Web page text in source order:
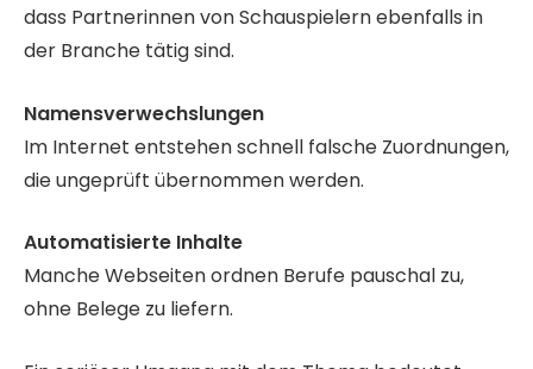
dass Partnerinnen von Schauspielern ebenfalls in
der Branche tätig sind.
Namensverwechslungen
Im Internet entstehen schnell falsche Zuordnungen,
die ungeprüft übernommen werden.
Automatisierte Inhalte
Manche Webseiten ordnen Berufe pauschal zu,
ohne Belege zu liefern.